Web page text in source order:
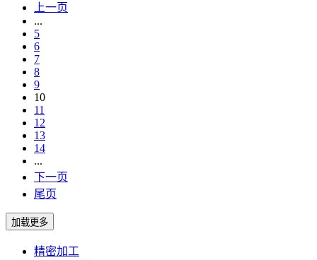
上一页
...
5
6
7
8
9
10
11
12
13
14
...
下一页
尾页
精密加工